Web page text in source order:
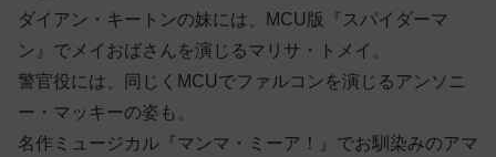
ダイアン・キートンの妹には、MCU版『スパイダーマ
ン』でメイおばさんを演じるマリサ・トメイ。
警官役には、同じくMCUでファルコンを演じるアンソニ
ー・マッキーの姿も。
名作ミュージカル『マンマ・ミーア！』でお馴染みのアマ